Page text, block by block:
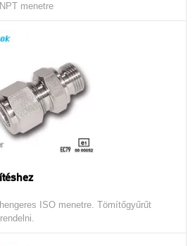
menetre
ISO menetre. Tömítőgyűrűt